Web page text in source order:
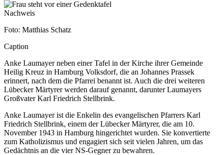
Nachweis
Foto: Matthias Schatz
Caption
Anke Laumayer neben einer Tafel in der Kirche ihrer Gemeinde
Heilig Kreuz in Hamburg Volksdorf, die an Johannes Prassek
erinnert, nach dem die Pfarrei benannt ist. Auch die drei weiteren
Lübecker Märtyrer werden darauf genannt, darunter Laumayers
Großvater Karl Friedrich Stellbrink.
Anke Laumayer ist die Enkelin des evangelischen Pfarrers Karl
Friedrich Stellbrink, einem der Lübecker Märtyrer, die am 10.
November 1943 in Hamburg hingerichtet wurden. Sie konvertierte
zum Katholizismus und engagiert sich seit vielen Jahren, um das
Gedächtnis an die vier NS-Gegner zu bewahren.